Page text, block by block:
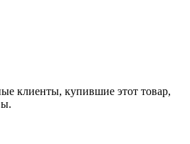
клиенты, купившие этот товар,